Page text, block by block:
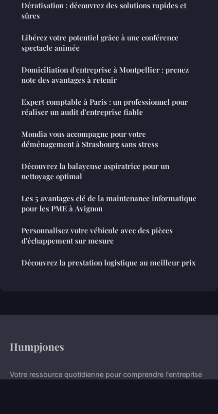
Dératisation : découvrez des solutions rapides et
sûres
Libérez votre potentiel grâce à une conférence
spectacle animée
Domiciliation d'entreprise à Montpellier : prenez
note des avantages à retenir
Expert comptable à Paris : un professionnel pour
réaliser un audit d'entreprise fiable
Mondia vous accompagne pour votre
déménagement à Strasbourg sans stress
Découvrez la balayeuse aspiratrice pour un
nettoyage optimal
Les 5 avantages clé de la maintenance informatique
pour les PME à Avignon
Personnalisez votre véhicule avec des pièces
d'échappement sur mesure
Découvrez la prestation logistique au meilleur prix
Humpjones
Votre ressource quotidienne pour comprendre l'entreprise